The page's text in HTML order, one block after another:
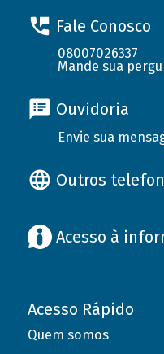
Fale Conosco
08007026337
Mande sua
Ouvidoria
Envie sua
Outros
Acesso à
Acesso Rápido
Quem somos